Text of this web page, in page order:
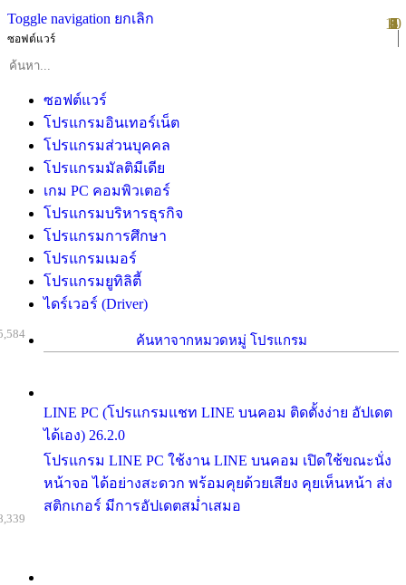
Toggle navigation ยกเลิก
ซอฟต์แวร์
ซอฟต์แวร์
โปรแกรมอินเทอร์เน็ต
โปรแกรมส่วนบุคคล
โปรแกรมมัลติมีเดีย
เกม PC คอมพิวเตอร์
โปรแกรมบริหารธุรกิจ
โปรแกรมการศึกษา
โปรแกรมเมอร์
โปรแกรมยูทิลิตี้
ไดร์เวอร์ (Driver)
ค้นหาจากหมวดหมู่ โปรแกรม
LINE PC (โปรแกรมแชท LINE บนคอม ติดตั้งง่าย อัปเดต
ได้เอง) 26.2.0
โปรแกรม LINE PC ใช้งาน LINE บนคอม เปิดใช้ขณะนั่ง
หน้าจอ ได้อย่างสะดวก พร้อมคุยด้วยเสียง คุยเห็นหน้า ส่ง
สติกเกอร์ มีการอัปเดตสม่ำเสมอ
1
2
3
4
5
6
7
8
9
10